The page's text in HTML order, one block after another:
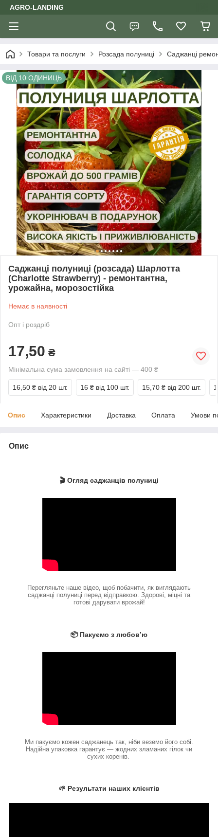
AGRO-LANDING
Товари та послуги Розсада полуниці Саджанці
ВІД 10 ОДИНИЦЬ
Саджанці полуниці (розсада) Шарлотта
(Charlotte Strawberry) - ремонтантна,
урожайна, морозостійка
Немає в наявності
Опт і роздріб
17,50 ₴
Мінімальна сума замовлення на сайті — 400 ₴
16,50 ₴ від 20 шт. 16 ₴ від 100 шт. 15,70 ₴ від 200 шт.
Опис Характеристики Доставка Оплата Умови
Опис
🎬 Огляд саджанців полуниці
Перегляньте наше відео, щоб побачити, як виглядають
саджанці полуниці перед відправкою. Здорові, міцні та
готові дарувати врожай!
📦 Пакуємо з любов’ю
Ми пакуємо кожен саджанець так, ніби веземо його собі.
Надійна упаковка гарантує — жодних зламаних гілок чи
сухих коренів.
🌱 Результати наших клієнтів